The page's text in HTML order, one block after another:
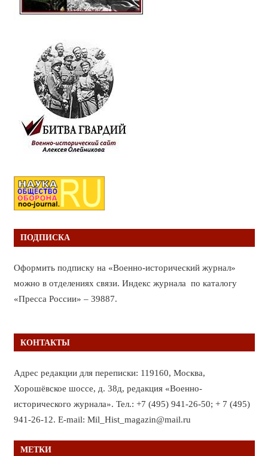
ПОДПИСКА
Оформить подписку на «Военно-исторический журнал»
можно в отделениях связи. Индекс журнала по каталогу
«Пресса России» – 39887.
КОНТАКТЫ
Адрес редакции для переписки: 119160, Москва,
Хорошёвское шоссе, д. 38д, редакция «Военно-
исторического журнала». Тел.: +7 (495) 941-26-50; + 7 (495)
941-26-12. E-mail: Mil_Hist_magazin@mail.ru
МЕТКИ